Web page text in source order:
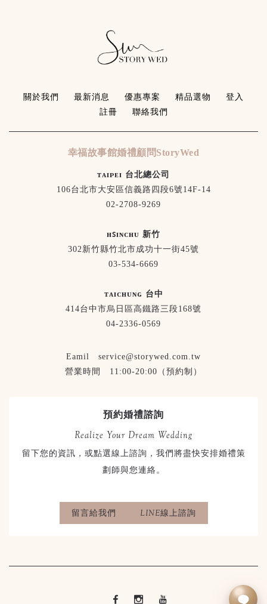
關於我們 最新消息 優惠專案 精品選物
登入
註冊
聯絡我們
幸福故事館婚禮顧問StoryWed
ᴛᴀɪᴘᴇɪ 台北總公司
106台北市大安區信義路四段6號14F-14
02-2708-9269
ʜꜱɪɴᴄʜᴜ 新竹
302新竹縣竹北市成功十一街45號
03-534-6669
ᴛᴀɪᴄʜᴜɴɢ 台中
414台中市烏日區高鐵路三段168號
04-2336-0569
Eamil service@storywed.com.tw
營業時間 11:00-20:00（預約制）
預約婚禮諮詢
Realize Your Dream Wedding
留下您的資訊，或點選線上諮詢，我們將盡快安排婚禮策
劃師與您連絡。
留言給我們 LINE線上諮詢